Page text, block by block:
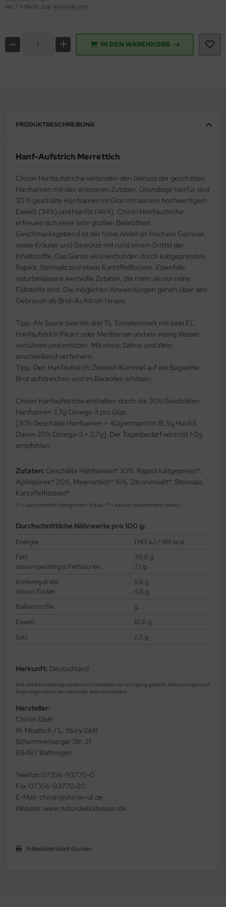
inkl. 7 % MwSt. zzgl. Versandkosten
IN DEN WARENKORB
PRODUKTBESCHREIBUNG
Hanf-Aufstrich Merrettich
Chiron Hanfaufstriche verbinden den Genuss der geschälten
Hanfsamen mit den erlesenen Zutaten. Grundlage hierfür sind
30 % geschälte Hanfsamen im Glas mit seinem hochwertigem
Eiweiß (34%) und Hanföl (46%). Chiron Hanfaustriche
erfreuen sich einer sehr großen Beliebtheit.
Geschmacksgebend ist der hohe Anteil an frischem Gemüse,
sowie Kräuter und Gewürze mit rund einem Drittel der
Inhaltstoffe. Das Ganze wird verbunden durch kaltgepresstes
Rapsöl, Steinsalz und etwas Kartoffelflocken. Ebenfalls
naturbelassene wertvolle Zutaten, die mehr als nur reine
Füllstoffe sind. Die möglichen Anwendungen gehen über den
Gebrauch als Brot-Aufstrich hinaus.
Tipp: Als Sauce zwei bis drei TL Tomatenmark mit zwei EL
Hanfaufstrich Pikant oder Mediterran und ein wenig Wasser
verrühren und erhitzen. Mit etwas Sahne und Wein
anschließend verfeinern.
Tipp: Den Hanfaufstrich Zwiebel-Kümmel auf ein Baguette-
Brot aufstreichen und im Backofen erhitzen.
Chiron Hanfaufstriche enthalten durch die 30% Geschälten
Hanfsamen 3,7g Omega-3 pro Glas.
[30% Geschälte Hanfsamen = 40g entspricht 18,5g Hanföl.
Davon 20% Omega-3 = 3,7g]. Der Tagesbedarf wird mit 1-2g
empfohlen.
Zutaten: Geschälte Hanfsamen* 30%, Rapsöl kaltgepresst*,
Apfelpüree* 20%, Meerrettich* 16%, Zitronensaft*, Steinsalz,
Kartoffelflocken*
(* = aus kontrolliert biologischem Anbau, ** = aus biol.dynamischem Anbau)
Durchschnittliche Nährwerte pro 100 g:
Energie
1743 kJ / 416 kcal
Fett
davon gesättigte Fettsäuren
39,0 g
3,1 g
Kohlenhydrate
davon Zucker
5,8 g
4,6 g
Ballaststoffe
g
Eiweiß
10,6 g
Salz
2,5 g
Herkunft: Deutschland
Bild und Beschreibung wurden vom Hersteller zur Verfügung gestellt. Abweichungen und
Änderungen durch den Hersteller sind vorbehalten!
Hersteller:
Chiron GbR
W. Misslisch / L. Stury GbR
Schemmerberger Str. 21
88487 Baltringen
Telefon:07356-93770-0
Fax:07356-93770-20
E-Mail: chiron@chiron-ul.de
Website: www.naturdelikatessen.de
Artikeldatenblatt drucken